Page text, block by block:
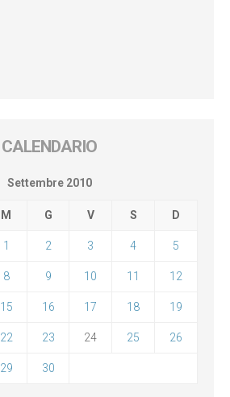
CALENDARIO
Settembre 2010
M G V S D
1 2 3 4 5
8 9 10 11 12
15 16 17 18 19
22 23 24 25 26
29 30